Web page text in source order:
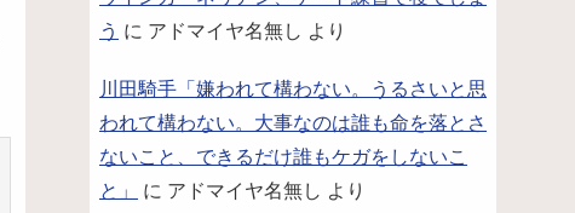
う に アドマイヤ名無し より
川田騎手「嫌われて構わない。うるさいと思
われて構わない。大事なのは誰も命を落とさ
ないこと、できるだけ誰もケガをしないこ
と」
に アドマイヤ名無し より